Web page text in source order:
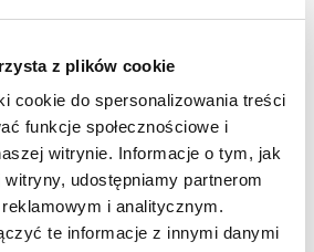
z plików cookie
cookie do spersonalizowania treści
funkcje społecznościowe i
witrynie. Informacje o tym, jak
udostępniamy partnerom
i analitycznym.
te informacje z innymi danymi
emalią - serce